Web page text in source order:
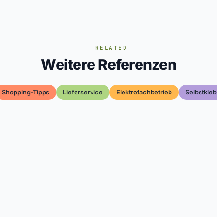
RELATED
Weitere Referenzen
Shopping-Tipps Lieferservice Elektrofachbetrieb